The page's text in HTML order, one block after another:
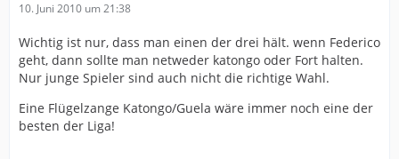
10. Juni 2010 um 21:38
Wichtig ist nur, dass man einen der drei hält. wenn Federico
geht, dann sollte man netweder katongo oder Fort halten.
Nur junge Spieler sind auch nicht die richtige Wahl.
Eine Flügelzange Katongo/Guela wäre immer noch eine der
besten der Liga!